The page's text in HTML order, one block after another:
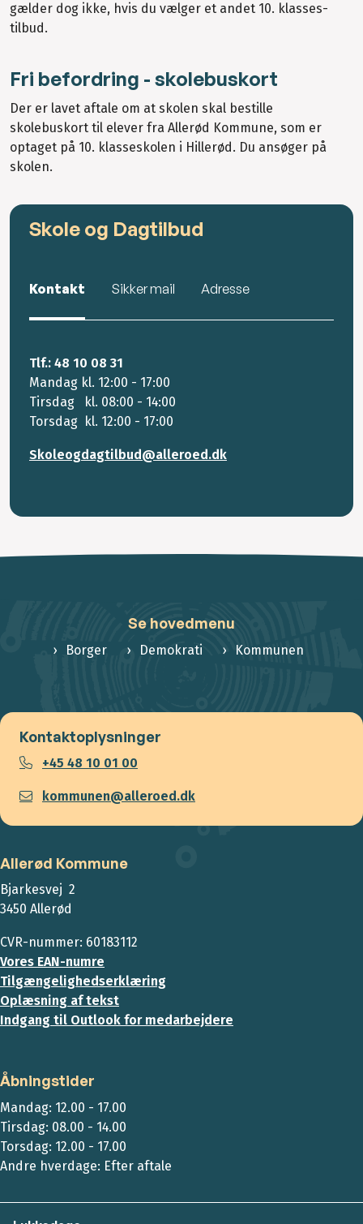
gælder dog ikke, hvis du vælger et andet 10. klasses-
tilbud.
Fri befordring - skolebuskort
Der er lavet aftale om at skolen skal bestille
skolebuskort til elever fra Allerød Kommune, som er
optaget på 10. klasseskolen i Hillerød. Du ansøger på
skolen.
Skole og Dagtilbud
Kontakt Sikker mail Adresse
Tlf.: 48 10 08 31
Mandag kl. 12:00 - 17:00
Tirsdag kl. 08:00 - 14:00
Torsdag kl. 12:00 - 17:00
Skoleogdagtilbud@alleroed.dk
Se hovedmenu
Borger Demokrati Kommunen
Kontaktoplysninger
+45 48 10 01 00
kommunen@alleroed.dk
Allerød Kommune
Bjarkesvej 2
3450 Allerød
CVR-nummer: 60183112
Vores EAN-numre
Tilgængelighedserklæring
Oplæsning af tekst
Indgang til Outlook for medarbejdere
Åbningstider
Mandag: 12.00 - 17.00
Tirsdag: 08.00 - 14.00
Torsdag: 12.00 - 17.00
Andre hverdage: Efter aftale